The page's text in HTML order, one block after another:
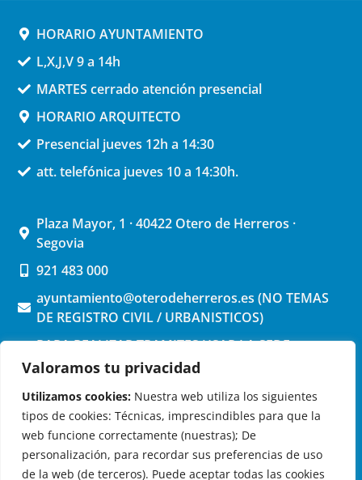
Valoramos tu privacidad
Utilizamos cookies: Nuestra web utiliza los siguientes
tipos de cookies: Técnicas, imprescindibles para que la
web funcione correctamente (nuestras); De
personalización, para recordar sus preferencias de uso
de la web (de terceros). Puede aceptar todas las cookies
HORARIO AYUNTAMIENTO
L,X,J,V 9 a 14h
MARTES cerrado atención presencial
HORARIO ARQUITECTO
Presencial jueves 12h a 14:30
att. telefónica jueves 10 a 14:30h.
Plaza Mayor, 1 · 40422 Otero de Herreros ·
Segovia
921 483 000
ayuntamiento@oterodeherreros.es (NO TEMAS
DE REGISTRO CIVIL / URBANISTICOS)
PARA REALIZAR TRAMITES USAR LA SEDE
ELECTRONICA (pinchar aquí)